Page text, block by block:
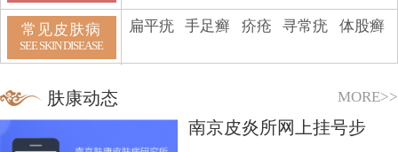
常见皮肤病
SEE SKIN DISEASE
扁平疣 手足癣 疥疮 寻常疣 体股癣
肤康动态 MORE>>
南京皮炎所网上挂号步